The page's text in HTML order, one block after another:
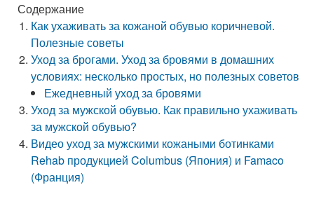
Содержание
Как ухаживать за кожаной обувью коричневой.
Полезные советы
Уход за брогами. Уход за бровями в домашних
условиях: несколько простых, но полезных советов
Ежедневный уход за бровями
Уход за мужской обувью. Как правильно ухаживать
за мужской обувью?
Видео уход за мужскими кожаными ботинками
Rehab продукцией Columbus (Япония) и Famaco
(Франция)